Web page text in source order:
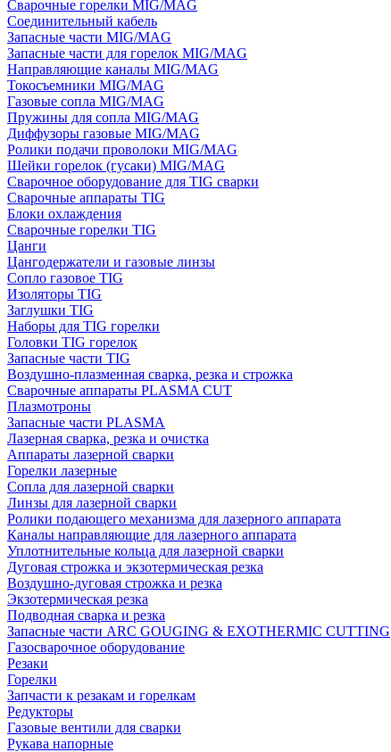
Сварочные горелки MIG/MAG
Соединительный кабель
Запасные части MIG/MAG
Запасные части для горелок MIG/MAG
Направляющие каналы MIG/MAG
Токосъемники MIG/MAG
Газовые сопла MIG/MAG
Пружины для сопла MIG/MAG
Диффузоры газовые MIG/MAG
Ролики подачи проволоки MIG/MAG
Шейки горелок (гусаки) MIG/MAG
Сварочное оборудование для TIG сварки
Сварочные аппараты TIG
Блоки охлаждения
Сварочные горелки TIG
Цанги
Цангодержатели и газовые линзы
Сопло газовое TIG
Изоляторы TIG
Заглушки TIG
Наборы для TIG горелки
Головки TIG горелок
Запасные части TIG
Воздушно-плазменная сварка, резка и строжка
Сварочные аппараты PLASMA CUT
Плазмотроны
Запасные части PLASMA
Лазерная сварка, резка и очистка
Аппараты лазерной сварки
Горелки лазерные
Сопла для лазерной сварки
Линзы для лазерной сварки
Ролики подающего механизма для лазерного аппарата
Каналы направляющие для лазерного аппарата
Уплотнительные кольца для лазерной сварки
Дуговая строжка и экзотермическая резка
Воздушно-дуговая строжка и резка
Экзотермическая резка
Подводная сварка и резка
Запасные части ARC GOUGING & EXOTHERMIC CUTTING
Газосварочное оборудование
Резаки
Горелки
Запчасти к резакам и горелкам
Редукторы
Газовые вентили для сварки
Рукава напорные